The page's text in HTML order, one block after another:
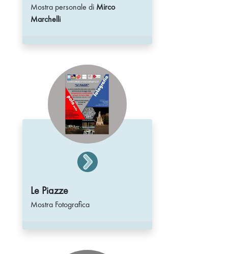
Mostra personale di Mirco
Marchelli
Le Piazze
Mostra Fotografica